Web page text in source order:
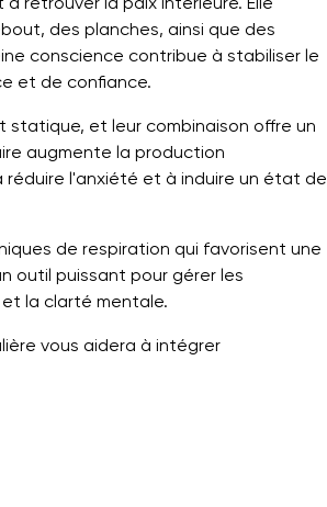
des planches, ainsi que des
conscience contribue à stabiliser le
et de confiance.
et leur combinaison offre un
augmente la production
réduire l'anxiété et à induire un état de
de respiration qui favorisent une
outil puissant pour gérer les
la clarté mentale.
vous aidera à intégrer